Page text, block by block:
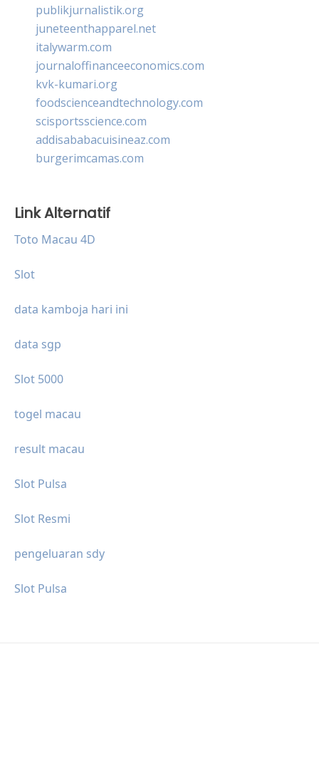
publikjurnalistik.org
juneteenthapparel.net
italywarm.com
journaloffinanceeconomics.com
kvk-kumari.org
foodscienceandtechnology.com
scisportsscience.com
addisababacuisineaz.com
burgerimcamas.com
Link Alternatif
Toto Macau 4D
Slot
data kamboja hari ini
data sgp
Slot 5000
togel macau
result macau
Slot Pulsa
Slot Resmi
pengeluaran sdy
Slot Pulsa